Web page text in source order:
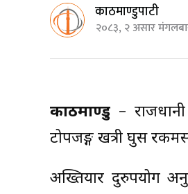
काठमाण्डुपाटी
२०८३, २ असार
काठमाण्डु –
टोपजङ्ग खत्री घुस
अख्तियार दुरुपयोग